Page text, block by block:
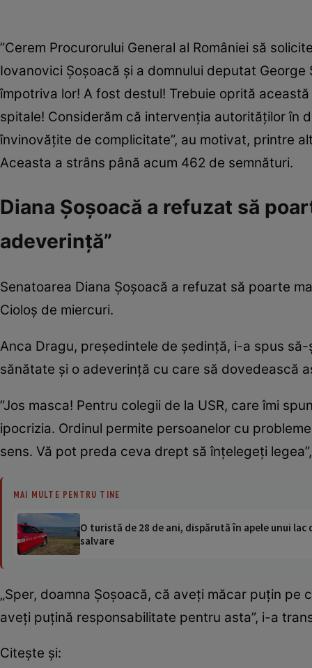
”Cerem Procurorului General al României să
Iovanovici Șoșoacă și a domnului deputat
împotriva lor! A fost destul! Trebuie oprită
spitale! Considerăm că intervenția autorităților în
învinovățite de complicitate”, au motivat, printre
Aceasta a strâns până acum 462 de semnături.
Diana Șoșoacă a refuzat să
adeverință”
Senatoarea Diana Șoșoacă a refuzat să poarte
Cioloș de miercuri.
Anca Dragu, președintele de ședință, i-a spus
sănătate și o adeverință cu care să dovedească
”Jos masca! Pentru colegii de la USR, care îmi
ipocrizia. Ordinul permite persoanelor cu
sens. Vă pot preda ceva drept să înțelegeți
MAI MULTE PENTRU TINE
O turistă de 28 de ani, dispărută în apele unui
salvare
„Sper, doamna Șoșoacă, că aveți măcar puțin
aveți puțină responsabilitate pentru asta”, i-a
Citește și: